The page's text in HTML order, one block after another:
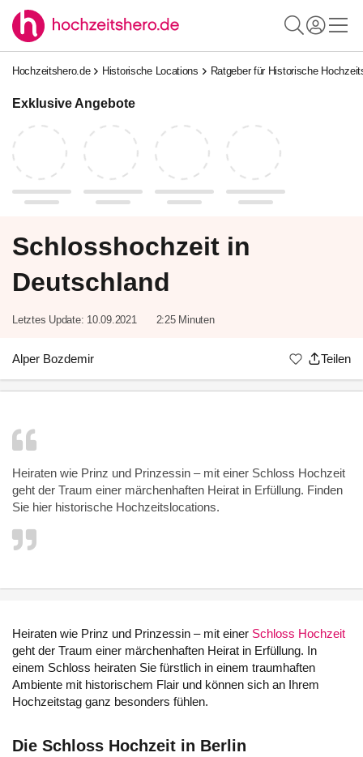
Hochzeitshero.de Historische Locations Ratgeber für Historische
Exklusive Angebote
Schlosshochzeit in
Deutschland
Letztes Update: 10.09.2021 2:25 Minuten
Alper Bozdemir Teilen
Heiraten wie Prinz und Prinzessin – mit einer Schloss Hochzeit
geht der Traum einer märchenhaften Heirat in Erfüllung. Finden
Sie hier historische Hochzeitslocations.
Heiraten wie Prinz und Prinzessin – mit einer Schloss Hochzeit
geht der Traum einer märchenhaften Heirat in Erfüllung. In
einem Schloss heiraten Sie fürstlich in einem traumhaften
Ambiente mit historischem Flair und können sich an Ihrem
Hochzeitstag ganz besonders fühlen.
Die Schloss Hochzeit in Berlin